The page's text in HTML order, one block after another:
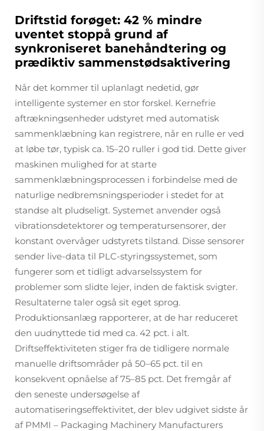
Driftstid forøget: 42 % mindre
uventet stoppå grund af
synkroniseret banehåndtering og
prædiktiv sammenstødsaktivering
Når det kommer til uplanlagt nedetid, gør
intelligente systemer en stor forskel. Kernefrie
aftrækningsenheder udstyret med automatisk
sammenklæbning kan registrere, når en rulle er ved
at løbe tør, typisk ca. 15–20 ruller i god tid. Dette giver
maskinen mulighed for at starte
sammenklæbningsprocessen i forbindelse med de
naturlige nedbremsningsperioder i stedet for at
standse alt pludseligt. Systemet anvender også
vibrationsdetektorer og temperatursensorer, der
konstant overvåger udstyrets tilstand. Disse sensorer
sender live-data til PLC-styringssystemet, som
fungerer som et tidligt advarselssystem for
problemer som slidte lejer, inden de faktisk svigter.
Resultaterne taler også sit eget sprog.
Produktionsanlæg rapporterer, at de har reduceret
den uudnyttede tid med ca. 42 pct. i alt.
Driftseffektiviteten stiger fra de tidligere normale
manuelle driftsområder på 50–65 pct. til en
konsekvent opnåelse af 75–85 pct. Det fremgår af
den seneste undersøgelse af
automatiseringseffektivitet, der blev udgivet sidste år
af PMMI – Packaging Machinery Manufacturers